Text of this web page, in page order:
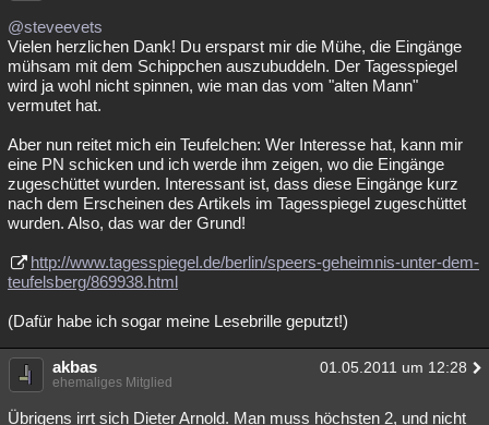
@steveevets
Vielen herzlichen Dank! Du ersparst mir die Mühe, die Eingänge
mühsam mit dem Schippchen auszubuddeln. Der Tagesspiegel
wird ja wohl nicht spinnen, wie man das vom "alten Mann"
vermutet hat.
Aber nun reitet mich ein Teufelchen: Wer Interesse hat, kann mir
eine PN schicken und ich werde ihm zeigen, wo die Eingänge
zugeschüttet wurden. Interessant ist, dass diese Eingänge kurz
nach dem Erscheinen des Artikels im Tagesspiegel zugeschüttet
wurden. Also, das war der Grund!
http://www.tagesspiegel.de/berlin/speers-geheimnis-unter-dem-
teufelsberg/869938.html
(Dafür habe ich sogar meine Lesebrille geputzt!)
akbas 01.05.2011 um 12:28
ehemaliges Mitglied
Übrigens irrt sich Dieter Arnold. Man muss höchsten 2, und nicht